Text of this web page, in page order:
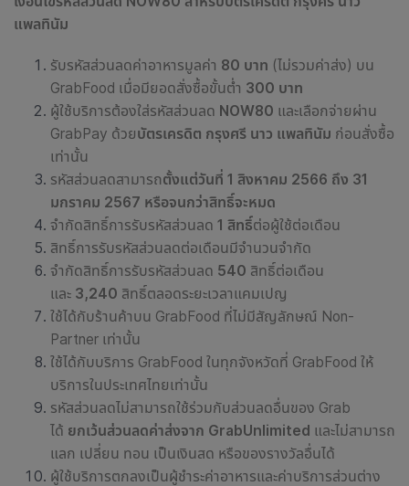
แพลทินัม
รับรหัสส่วนลดค่าอาหารมูลค่า 80 บาท (ไม่รวมค่าส่ง) บน
GrabFood เมื่อมียอดสั่งซื้อขั้นต่ำ 300 บาท
ผู้ใช้บริการต้องใส่รหัสส่วนลด NOW80 และเลือกจ่ายผ่าน
GrabPay ด้วยบัตรเครดิต กรุงศรี นาว แพลทินัม ก่อนสั่งซื้อ
เท่านั้น
รหัสส่วนลดสามารถตั้งแต่วันที่ 1 สิงหาคม 2566 ถึง 31
มกราคม 2567 หรือจนกว่าสิทธิ์จะหมด
จำกัดสิทธิ์การรับรหัสส่วนลด 1 สิทธิ์ต่อผู้ใช้ต่อเดือน
สิทธิ์การรับรหัสส่วนลดต่อเดือนมีจำนวนจำกัด
จำกัดสิทธิ์การรับรหัสส่วนลด 540 สิทธิ์ต่อเดือน
และ 3,240 สิทธิ์ตลอดระยะเวลาแคมเปญ
ใช้ได้กับร้านค้าบน GrabFood ที่ไม่มีสัญลักษณ์ Non-
Partner เท่านั้น
ใช้ได้กับบริการ GrabFood ในทุกจังหวัดที่ GrabFood ให้
บริการในประเทศไทยเท่านั้น
รหัสส่วนลดไม่สามารถใช้ร่วมกับส่วนลดอื่นของ Grab
ได้ ยกเว้นส่วนลดค่าส่งจาก GrabUnlimited และไม่สามารถ
แลก เปลี่ยน ทอน เป็นเงินสด หรือของรางวัลอื่นได้
ผู้ใช้บริการตกลงเป็นผู้ชำระค่าอาหารและค่าบริการส่วนต่าง